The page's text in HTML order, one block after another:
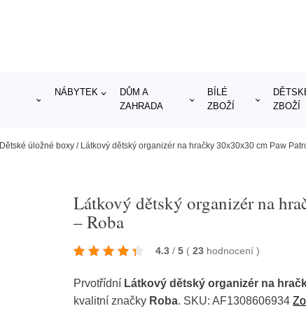
NÁBYTEK
DŮM A
ZAHRADA
BÍLÉ
ZBOŽÍ
ZBOŽÍ
Dětské úložné boxy / Látkový dětský organizér na hračky 30x30x30 cm Paw
Látkový dětský organizér na
– Roba
4.3 / 5 ( 23 hodnocení)
Prvotřídní Látkový dětský organizér na
kvalitní značky Roba. SKU: AF1308606934